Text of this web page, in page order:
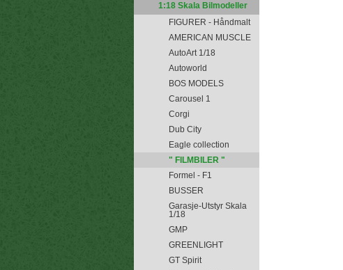
1:18 Skala Bilmodeller
FIGURER - Håndmalt
AMERICAN MUSCLE
AutoArt 1/18
Autoworld
BOS MODELS
Carousel 1
Corgi
Dub City
Eagle collection
" FILMBILER "
Formel - F1
BUSSER
Garasje-Utstyr Skala
1/18
GMP
GREENLIGHT
GT Spirit